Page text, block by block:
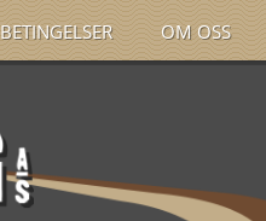
BETINGELSER OM OSS